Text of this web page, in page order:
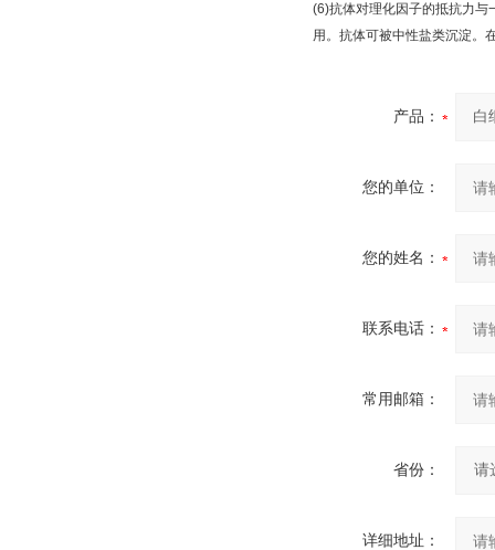
(6)抗体对理化因子的抵抗力与
用。抗体可被中性盐类沉淀。
产品：
您的单位：
您的姓名：
联系电话：
常用邮箱：
省份：
详细地址：